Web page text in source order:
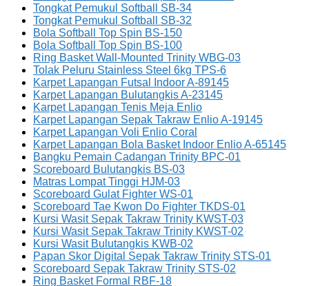
Tongkat Pemukul Softball SB-34
Tongkat Pemukul Softball SB-32
Bola Softball Top Spin BS-150
Bola Softball Top Spin BS-100
Ring Basket Wall-Mounted Trinity WBG-03
Tolak Peluru Stainless Steel 6kg TPS-6
Karpet Lapangan Futsal Indoor A-89145
Karpet Lapangan Bulutangkis A-23145
Karpet Lapangan Tenis Meja Enlio
Karpet Lapangan Sepak Takraw Enlio A-19145
Karpet Lapangan Voli Enlio Coral
Karpet Lapangan Bola Basket Indoor Enlio A-65145
Bangku Pemain Cadangan Trinity BPC-01
Scoreboard Bulutangkis BS-03
Matras Lompat Tinggi HJM-03
Scoreboard Gulat Fighter WS-01
Scoreboard Tae Kwon Do Fighter TKDS-01
Kursi Wasit Sepak Takraw Trinity KWST-03
Kursi Wasit Sepak Takraw Trinity KWST-02
Kursi Wasit Bulutangkis KWB-02
Papan Skor Digital Sepak Takraw Trinity STS-01
Scoreboard Sepak Takraw Trinity STS-02
Ring Basket Formal RBF-18